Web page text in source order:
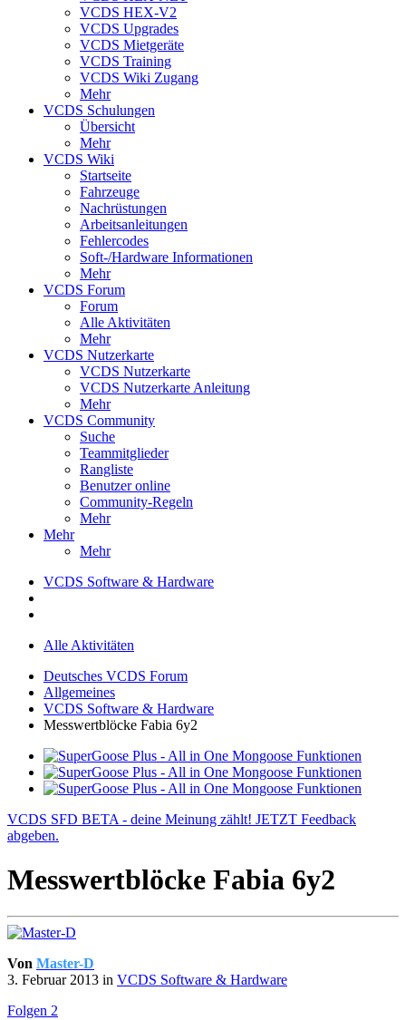
VCDS HEX-V2
VCDS Upgrades
VCDS Mietgeräte
VCDS Training
VCDS Wiki Zugang
Mehr
VCDS Schulungen
Übersicht
Mehr
VCDS Wiki
Startseite
Fahrzeuge
Nachrüstungen
Arbeitsanleitungen
Fehlercodes
Soft-/Hardware Informationen
Mehr
VCDS Forum
Forum
Alle Aktivitäten
Mehr
VCDS Nutzerkarte
VCDS Nutzerkarte
VCDS Nutzerkarte Anleitung
Mehr
VCDS Community
Suche
Teammitglieder
Rangliste
Benutzer online
Community-Regeln
Mehr
Mehr
Mehr
VCDS Software & Hardware
Alle Aktivitäten
Deutsches VCDS Forum
Allgemeines
VCDS Software & Hardware
Messwertblöcke Fabia 6y2
VCDS SFD BETA - deine Meinung zählt! JETZT Feedback
abgeben.
Messwertblöcke Fabia 6y2
Von Master-D
3. Februar 2013 in VCDS Software & Hardware
Folgen 2